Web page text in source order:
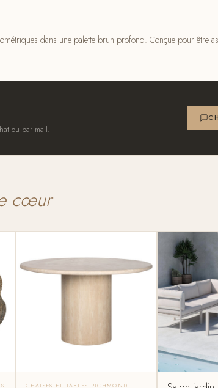
dans une palette brun profond. Conçue pour être
ou par mail.
cœur
CHAISES ET TABLES RICHMOND